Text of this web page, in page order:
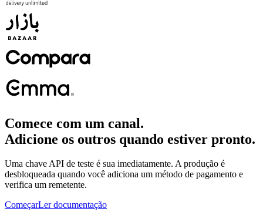
Comece com um canal.
Adicione os outros quando estiver pronto.
Uma chave API de teste é sua imediatamente. A produção é
desbloqueada quando você adiciona um método de pagamento e
verifica um remetente.
ComeçarLer documentação